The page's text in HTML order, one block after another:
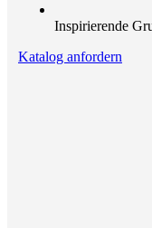
Inspirierende
Katalog anfordern